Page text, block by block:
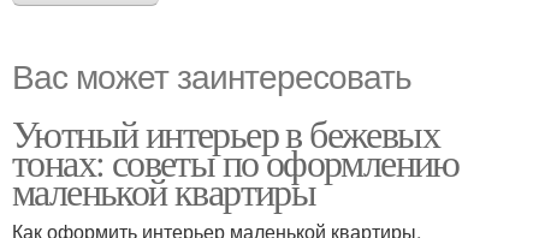
Вас может заинтересовать
Уютный интерьер в бежевых
тонах: советы по оформлению
маленькой квартиры
Как оформить интерьер маленькой квартиры,